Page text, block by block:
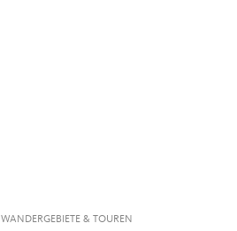
WANDERGEBIETE & TOUREN